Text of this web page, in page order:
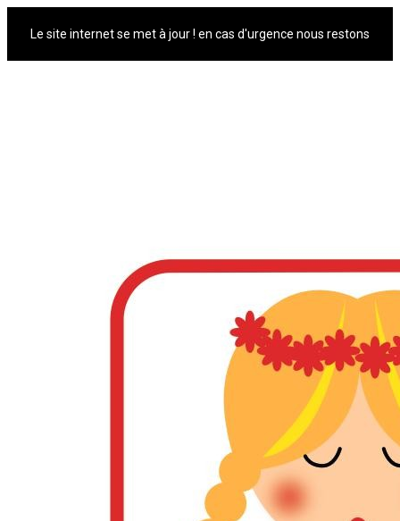
Le site internet se met à jour ! en cas d'urgence nous restons